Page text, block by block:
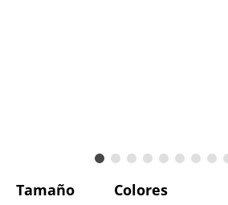
Tamaño Colores